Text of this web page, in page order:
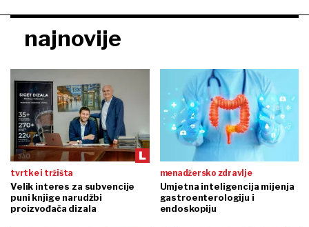
najnovije
tvrtke i tržišta
Velik interes za subvencije
puni knjige narudžbi
proizvođača dizala
menadžersko zdravlje
Umjetna inteligencija mijenja
gastroenterologiju i
endoskopiju